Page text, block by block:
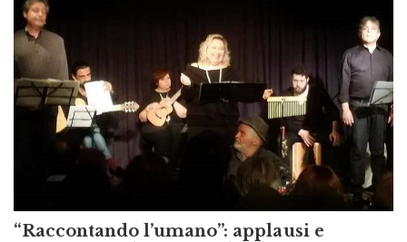
“Raccontando l’umano”: applausi e
consensi per lo spettacolo al Ditirammu